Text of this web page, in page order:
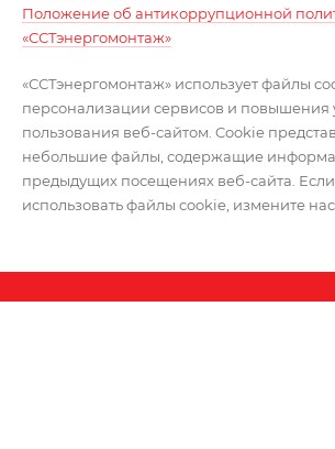
Положение об антикоррупционной
«ССТэнергомонтаж»
«ССТэнергомонтаж» использует файлы
персонализации сервисов и повышения
пользования веб-сайтом. Cookie
небольшие файлы, содержащие
предыдущих посещениях веб-сайта. Если
использовать файлы cookie, измените